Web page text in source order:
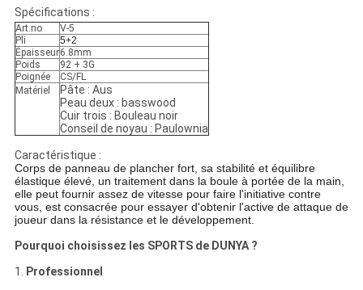
Spécifications :
Art.no
V-5
Pli
5+2
Épaisseur6.8mm
Poids
92 + 3G
Poignée
CS/FL
Matériel
Pâte : Aus
Peau deux : basswood
Cuir trois : Bouleau noir
Conseil de noyau : Paulownia
Caractéristique :
Corps de panneau de plancher fort, sa stabilité et équilibre
élastique élevé, un traitement dans la boule à portée de la main,
elle peut fournir assez de vitesse pour faire l'initiative contre
vous, est consacrée pour essayer d'obtenir l'active de attaque de
joueur dans la résistance et le développement.
Pourquoi choisissez les SPORTS de DUNYA ?
1. Professionnel